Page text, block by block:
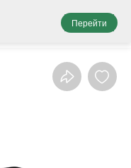
Перейти